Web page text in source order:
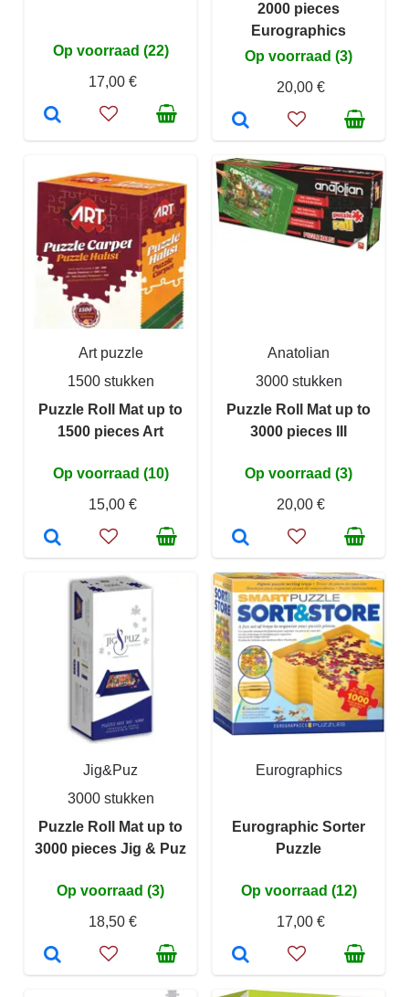
Op voorraad (22)
17,00 €
2000 pieces
Eurographics
Op voorraad (3)
20,00 €
Art puzzle
1500 stukken
Puzzle Roll Mat up to
1500 pieces Art
Op voorraad (10)
15,00 €
Anatolian
3000 stukken
Puzzle Roll Mat up to
3000 pieces III
Op voorraad (3)
20,00 €
Jig&Puz
3000 stukken
Puzzle Roll Mat up to
3000 pieces Jig & Puz
Op voorraad (3)
18,50 €
Eurographics
Eurographic Sorter
Puzzle
Op voorraad (12)
17,00 €